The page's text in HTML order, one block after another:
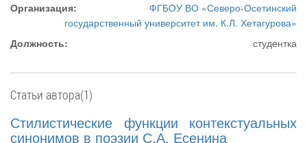
Организация:
ФГБОУ ВО «Северо-Осетинский
государственный университет им. К.Л. Хетагурова»
Должность:
студентка
Статьи автора(1)
Стилистические функции контекстуальных
синонимов в поэзии С.А. Есенина